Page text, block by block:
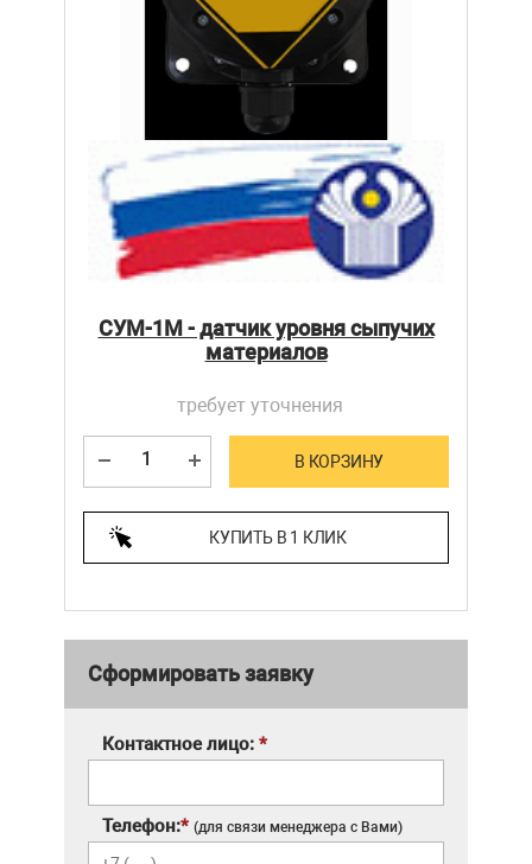
СУМ-1М - датчик уровня сыпучих
материалов
требует уточнения
В КОРЗИНУ
КУПИТЬ В 1 КЛИК
Сформировать заявку
Контактное лицо: *
Телефон:* (для связи менеджера с Вами)